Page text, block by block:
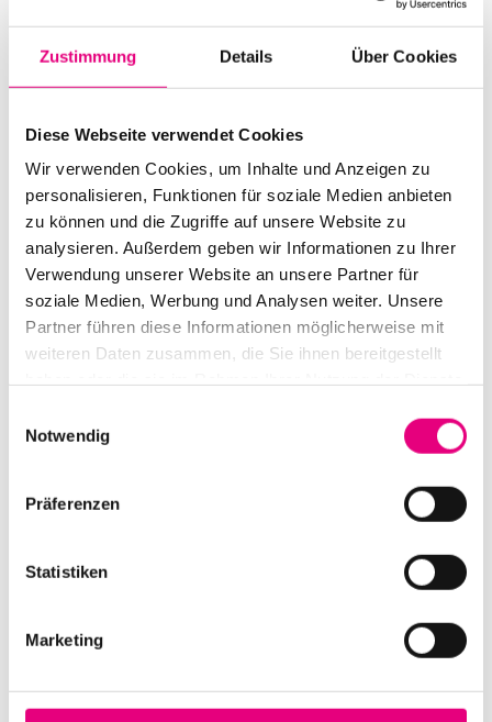
Zustimmung Details Über Cookies
Diese Webseite verwendet Cookies
Wir verwenden Cookies, um Inhalte und Anzeigen zu
personalisieren, Funktionen für soziale Medien anbieten
zu können und die Zugriffe auf unsere Website zu
analysieren. Außerdem geben wir Informationen zu Ihrer
Verwendung unserer Website an unsere Partner für
soziale Medien, Werbung und Analysen weiter. Unsere
Partner führen diese Informationen möglicherweise mit
weiteren Daten zusammen, die Sie ihnen bereitgestellt
Notwendig
Präferenzen
Statistiken
Marketing
Alle Veranstaltungen im Überblick
Zum Programm